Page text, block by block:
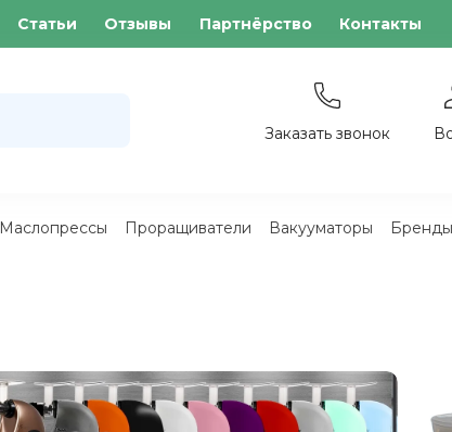
Статьи Отзывы Партнёрство Контакты
Заказать звонок
Маслопрессы Проращиватели Вакууматоры Бренды